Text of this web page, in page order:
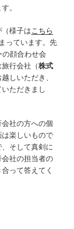
。
様子はこちら
っています。先
の顔合わせ会
行会社（株式
しいただき、
ただきまし
社の方への個
楽しいもので
そして真剣に
社の担当者の
って答えてく